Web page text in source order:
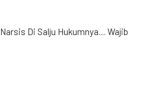
Narsis Di Salju Hukumnya.... Wajib